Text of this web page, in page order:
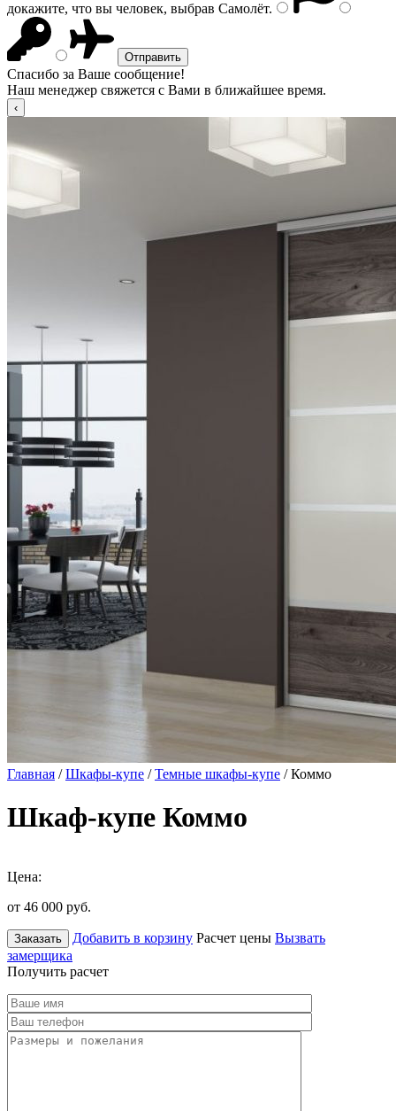
докажите, что вы человек, выбрав Самолёт.
Спасибо за Ваше сообщение!
Наш менеджер свяжется с Вами в ближайшее время.
Главная /Шкафы-купе /Темные шкафы-купе / Коммо
Шкаф-купе Коммо
Цена:
от 46 000 руб.
Заказать Добавить в корзину Расчет цены Вызвать
замерщика
Получить расчет